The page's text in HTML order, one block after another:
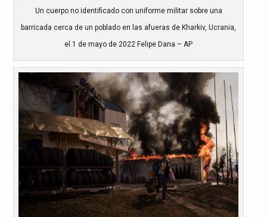
Un cuerpo no identificado con uniforme militar sobre una
barricada cerca de un poblado en las afueras de Kharkiv, Ucrania,
el 1 de mayo de 2022 Felipe Dana – AP